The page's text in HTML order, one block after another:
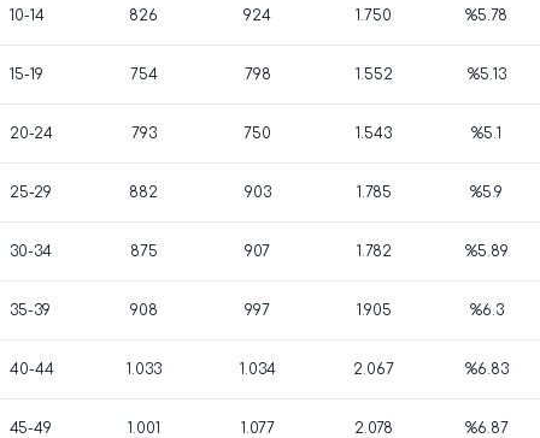
10-14 826 924 1.750 %5.78
15-19 754 798 1.552 %5.13
20-24 793 750 1.543 %5.1
25-29 882 903 1.785 %5.9
30-34 875 907 1.782 %5.89
35-39 908 997 1.905 %6.3
40-44 1.033 1.034 2.067 %6.83
45-49 1.001 1.077 2.078 %6.87